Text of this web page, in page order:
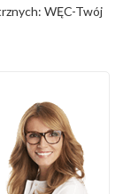
WĘC-Twój